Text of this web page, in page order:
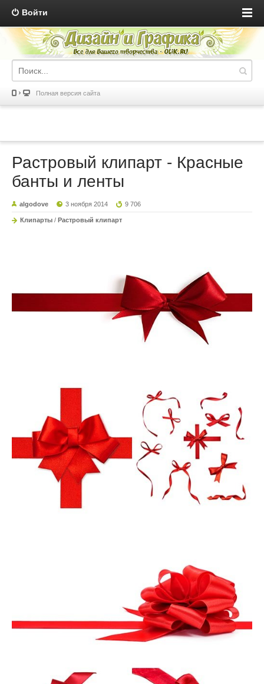
Войти
Полная версия сайта
Растровый клипарт - Красные
банты и ленты
algodove 3 ноября 2014 9 706
Клипарты / Растровый клипарт